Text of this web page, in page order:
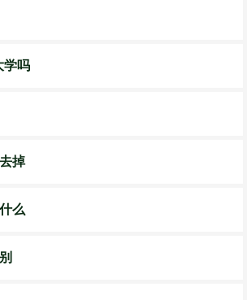
学吗
掉
么